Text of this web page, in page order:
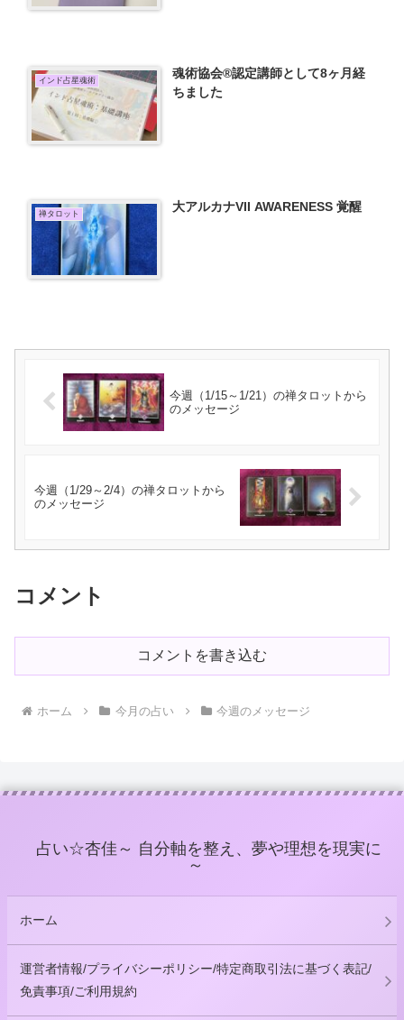
インド占星魂術
魂術協会®認定講師として8ヶ月経
ちました
禅タロット 大アルカナVII AWARENESS 覚醒
今週（1/15～1/21）の禅タロットから
のメッセージ
今週（1/29～2/4）の禅タロットから
のメッセージ
コメント
コメントを書き込む
ホーム 今月の占い 今週のメッセージ
占い☆杏佳～ 自分軸を整え、夢や理想を現実に
～
ホーム
運営者情報/プライバシーポリシー/特定商取引法に基づく表記/
免責事項/ご利用規約